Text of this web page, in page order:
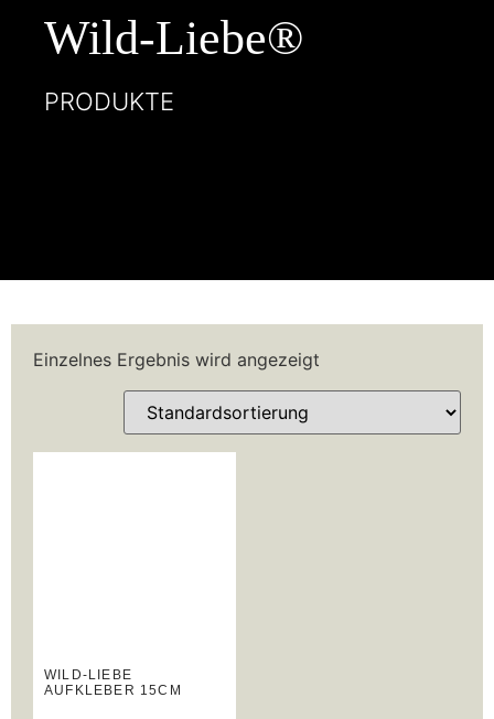
Wild-Liebe®
PRODUKTE
Einzelnes Ergebnis wird angezeigt
WILD-LIEBE
AUFKLEBER 15CM